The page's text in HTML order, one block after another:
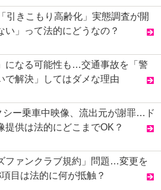
引きこもり高齢化」実態調査が開
」って法的にどうなの？
になる可能性も…交通事故を「警
で解決」してはダメな理由
シー乗車中映像、流出元が謝罪…ド
提供は法的にどこまでOK？
ファンクラブ規約」問題…変更を
目は法的に何が抵触？